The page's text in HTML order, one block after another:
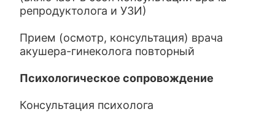
репродуктолога и УЗИ)
Прием (осмотр, консультация) врача
акушера-гинеколога повторный
Психологическое сопровождение
Консультация психолога